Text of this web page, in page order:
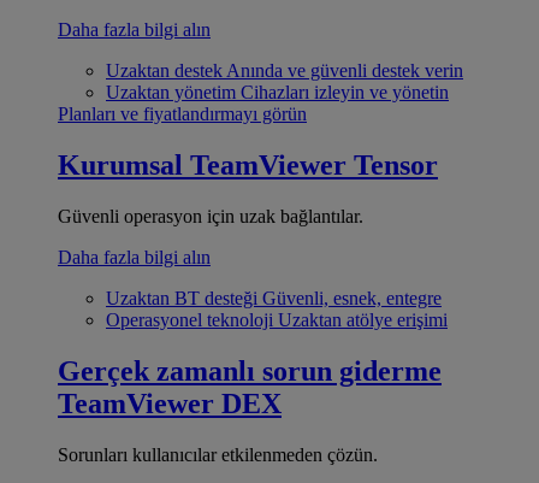
Daha fazla bilgi alın
Uzaktan destek Anında ve güvenli destek verin
Uzaktan yönetim Cihazları izleyin ve yönetin
Planları ve fiyatlandırmayı görün
Kurumsal TeamViewer Tensor
Güvenli operasyon için uzak bağlantılar.
Daha fazla bilgi alın
Uzaktan BT desteği Güvenli, esnek, entegre
Operasyonel teknoloji Uzaktan atölye erişimi
Gerçek zamanlı sorun giderme
TeamViewer DEX
Sorunları kullanıcılar etkilenmeden çözün.